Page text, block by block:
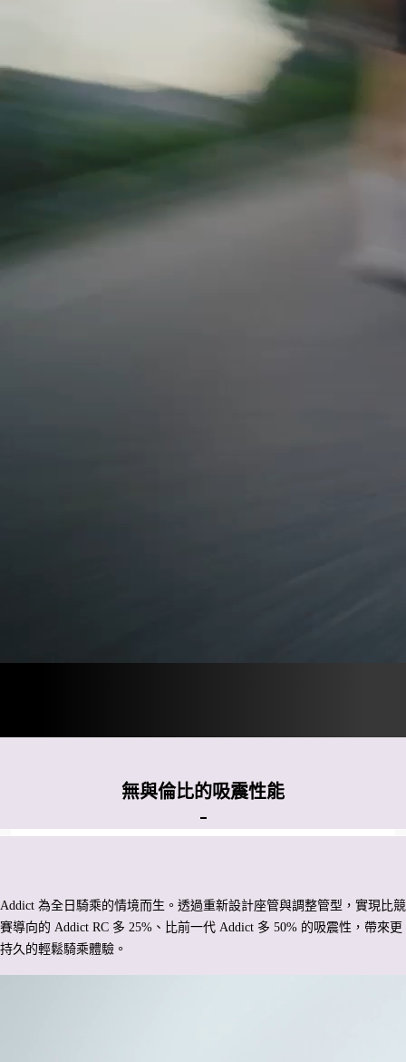
無與倫比的吸震性能
-
Addict 為全日騎乘的情境而生。透過重新設計座管與調整管型，實現比競
賽導向的 Addict RC 多 25%、比前一代 Addict 多 50% 的吸震性，帶來更
持久的輕鬆騎乘體驗。